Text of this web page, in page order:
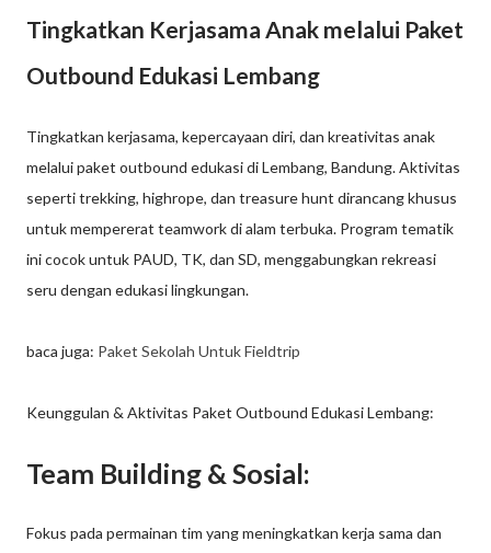
Tingkatkan Kerjasama Anak melalui Paket
Outbound Edukasi Lembang
Tingkatkan kerjasama, kepercayaan diri, dan kreativitas anak
melalui paket outbound edukasi di Lembang, Bandung. Aktivitas
seperti trekking, highrope, dan treasure hunt dirancang khusus
untuk mempererat teamwork di alam terbuka. Program tematik
ini cocok untuk PAUD, TK, dan SD, menggabungkan rekreasi
seru dengan edukasi lingkungan.
baca juga: Paket Sekolah Untuk Fieldtrip
Keunggulan & Aktivitas Paket Outbound Edukasi Lembang:
Team Building & Sosial:
Fokus pada permainan tim yang meningkatkan kerja sama dan